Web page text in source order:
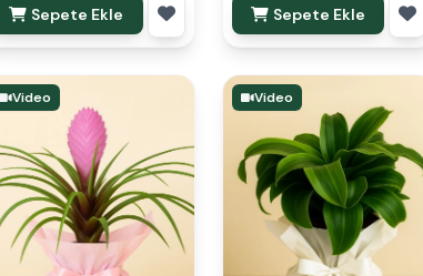
Sepete Ekle Sepete Ekle
Video Video